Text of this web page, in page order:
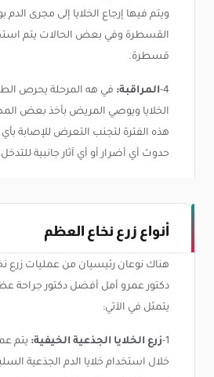
ويتم فيها إرجاع الخلايا إلى مجرى
القسطرة وفي بعض الحالات يتم
قسطرة.
4- المراقبة: في هه المرحلة يحرص
الخلايا ويوصي المريض بأخذ بعض
هذه الفترة لتجنب التعرض للإصابة
حدوث أي أضرار أو أي آثار جانبية
أنواع زرع نخاع العظم
هناك نوعان رئيسيان من عمليات زرع
دكتور عمرو أمل أفضل دكتور جراحة
يتمثل في الآتي:
1- زرع الخلايا الجذعية الخيفية: يتم
خلال استخدام خلايا الدم الجذعية